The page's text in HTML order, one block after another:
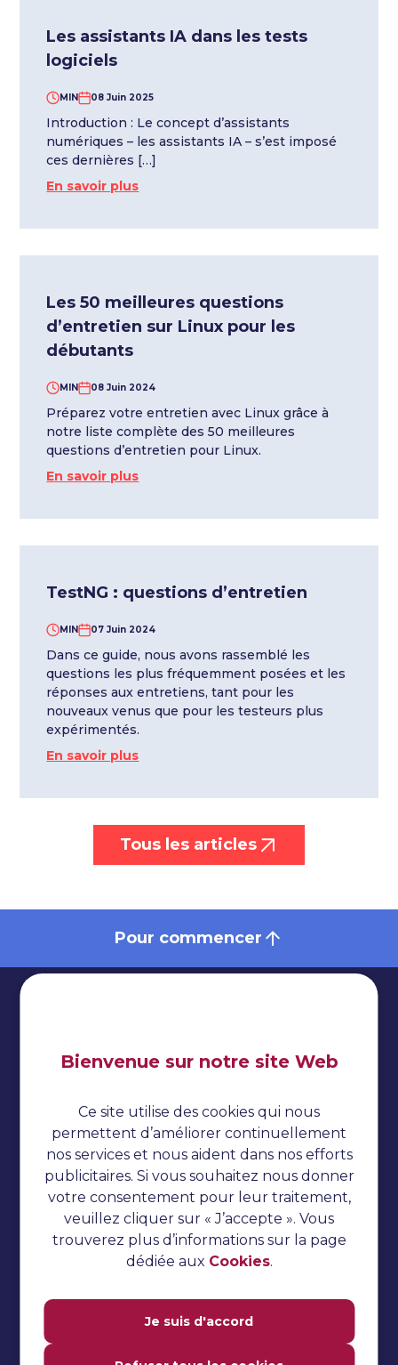
Les assistants IA dans les tests
logiciels
MIN 08 Juin 2025
Introduction : Le concept d’assistants
numériques – les assistants IA – s’est imposé
ces dernières […]
En savoir plus
Les 50 meilleures questions
d’entretien sur Linux pour les
débutants
MIN 08 Juin 2024
Préparez votre entretien avec Linux grâce à
notre liste complète des 50 meilleures
questions d’entretien pour Linux.
En savoir plus
TestNG : questions d’entretien
MIN 07 Juin 2024
Dans ce guide, nous avons rassemblé les
questions les plus fréquemment posées et les
réponses aux entretiens, tant pour les
nouveaux venus que pour les testeurs plus
expérimentés.
En savoir plus
Tous les articles
Pour commencer
Impressum
Cookies
Tests automatisés
Tutoriel TestNG
Tutoriel sur le concombre
Questions d'entretien
Tutoriel Jmeter
Bienvenue sur notre site Web
Ce site utilise des cookies qui nous
permettent d’améliorer continuellement
nos services et nous aident dans nos efforts
publicitaires. Si vous souhaitez nous donner
votre consentement pour leur traitement,
veuillez cliquer sur « J’accepte ». Vous
trouverez plus d’informations sur la page
dédiée aux Cookies.
Je suis d'accord